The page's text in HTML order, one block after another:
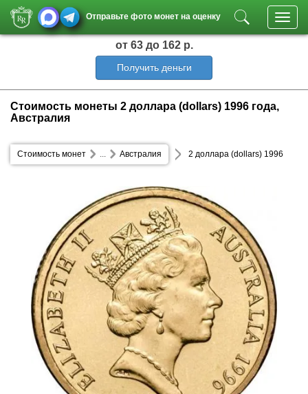
Отправьте фото монет на оценку
от 63 до 162 р.
Получить деньги
Стоимость монеты 2 доллара (dollars) 1996 года,
Австралия
Стоимость монет Австралия
... 2 доллара (dollars) 1996